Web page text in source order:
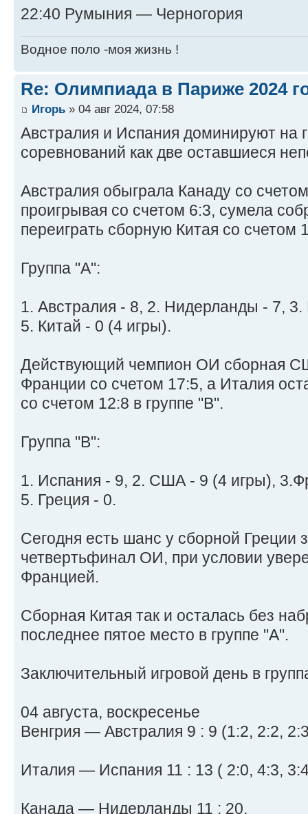
22:40 Румыния — Черногория
Водное поло -моя жизнь !
Re: Олимпиада в Париже 2024
Игорь » 04 авг 2024, 07:58
Австралия и Испания доминируют на
соревнований как две оставшиеся
Австралия обыграла Канаду со
проигрывая со счетом 6:3, сумела
переиграть сборную Китая со счетом
Группа "A":
1. Австралия - 8, 2. Нидерланды - 7, 3.
5. Китай - 0 (4 игры).
Действующий чемпион ОИ сборная
Франции со счетом 17:5, а Италия
со счетом 12:8 в группе "B".
Группа "B":
1. Испания - 9, 2. США - 9 (4 игры),
5. Греция - 0.
Сегодня есть шанс у сборной Греции
четвертьфинал ОИ, при условии
Францией.
Сборная Китая так и осталась без
последнее пятое место в группе "А".
Заключительный игровой день в
04 августа, воскресенье
Венгрия — Австралия 9 : 9 (1:2, 2:2,
Италия — Испания 11 : 13 ( 2:0, 4:3,
Канада — Нидерланды 11 : 20.